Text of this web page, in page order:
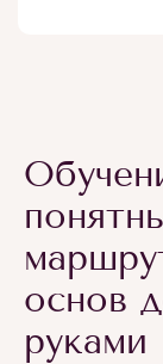
основ
руками